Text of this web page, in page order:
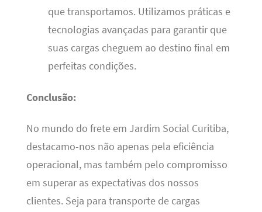
que transportamos. Utilizamos práticas e
tecnologias avançadas para garantir que
suas cargas cheguem ao destino final em
perfeitas condições.
Conclusão:
No mundo do frete em Jardim Social Curitiba,
destacamo-nos não apenas pela eficiência
operacional, mas também pelo compromisso
em superar as expectativas dos nossos
clientes. Seja para transporte de cargas